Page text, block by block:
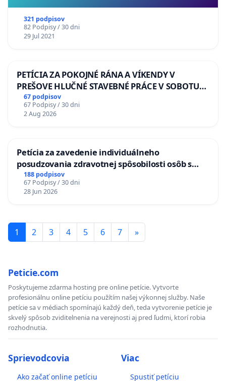
321 podpisov
82 Podpisy / 30 dni
29 Jul 2021
PETÍCIA ZA POKOJNÉ RÁNA A VÍKENDY V
PREŠOVE HLUČNÉ STAVEBNÉ PRÁCE V SOBOTU
LEN OD 9.00 DO 13.00 HOD., CEZ PRACOVNÝ
TÝŽDEŇ CIEĽ 8.00 – 18.00 HOD. A PRAVIDELNÁ
KONTROLA STAVBY C-AREA NA
67 podpisov
67 Podpisy / 30 dni
2 Aug 2026
Petícia za zavedenie individuálneho
posudzovania zdravotnej spôsobilosti osôb s
diabetom 1. a 2. typu pri prijímaní do
Policajného zboru SR
188 podpisov
67 Podpisy / 30 dni
28 Jun 2026
1 2 3 4 5 6 7 »
Peticie.com
Poskytujeme zdarma hosting pre online petície. Vytvorte
profesionálnu online petíciu použítím našej výkonnej služby. Naše
petície sa v médiach spomínajú každý deň, teda vytvorenie petície je
skvelý spôsob zviditelnenia na verejnosti aj pred ľudmi, ktorí robia
rozhodnutia.
Sprievodcovia
Ako začať online petíciu
Viac
Spustiť petíciu